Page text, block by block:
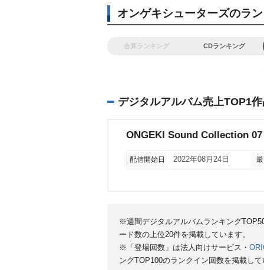
オンゲキシューターズのラ
合算ランキング CDランキング
デジタルアルバム売上TOP1
ONGEKI Sound Collection
配信開始日 2022年08月24日
※週間デジタルアルバムランキング
ード数の上位20件を掲載しています。
※「登場回数」は法人向けサービス・
ングTOP100のランクイン回数を掲載し